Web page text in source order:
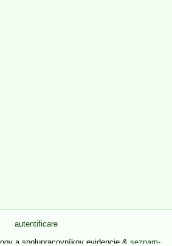
autentificare
a spolupracovníkov evidencie & seznam-